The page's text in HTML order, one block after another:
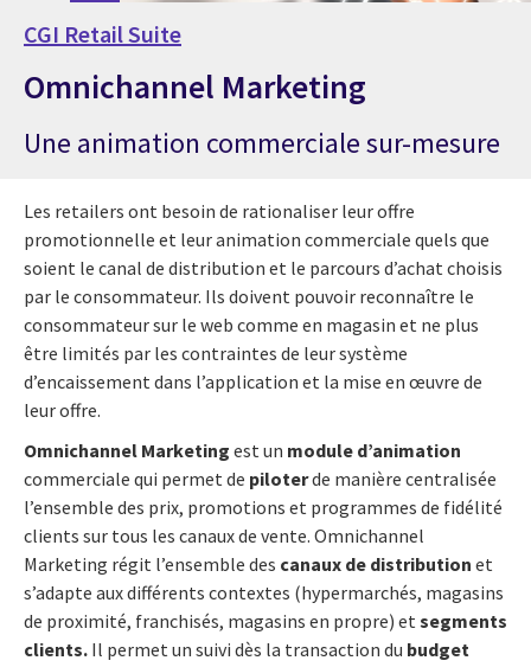
CGI Retail Suite
Omnichannel Marketing
Une animation commerciale sur-mesure
Les retailers ont besoin de rationaliser leur offre
promotionnelle et leur animation commerciale quels que
soient le canal de distribution et le parcours d’achat choisis
par le consommateur. Ils doivent pouvoir reconnaître le
consommateur sur le web comme en magasin et ne plus
être limités par les contraintes de leur système
d’encaissement dans l’application et la mise en œuvre de
leur offre.
Omnichannel Marketing est un module d’animation
commerciale qui permet de piloterde manière centralisée
l’ensemble des prix, promotions et programmes de fidélité
clients sur tous les canaux de vente. Omnichannel
Marketing régit l’ensemble des canaux de distribution et
s’adapte aux différents contextes (hypermarchés, magasins
de proximité, franchisés, magasins en propre) et segments
clients. Il permet un suivi dès la transaction du budget